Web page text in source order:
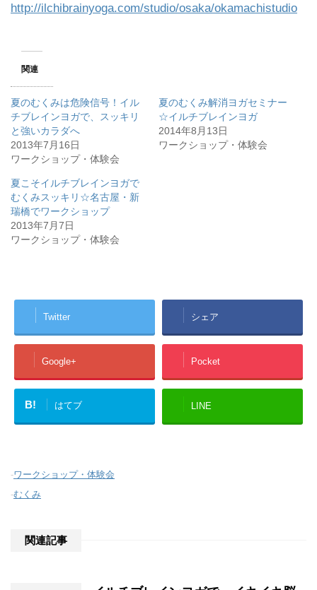
http://ilchibrainyoga.com/studio/osaka/okamachistudio
関連
夏のむくみは危険信号！イル
チブレインヨガで、スッキリ
と強いカラダへ
2013年7月16日
ワークショップ・体験会
夏のむくみ解消ヨガセミナー
☆イルチブレインヨガ
2014年8月13日
ワークショップ・体験会
夏こそイルチブレインヨガで
むくみスッキリ☆名古屋・新
瑞橋でワークショップ
2013年7月7日
ワークショップ・体験会
Twitter シェア
Google+ Pocket
B! はてブ LINE
-ワークショップ・体験会
-むくみ
関連記事